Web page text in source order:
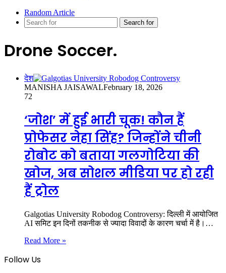
Random Article
Search for
Drone Soccer.
देश
MANISHA JAISAWALFebruary 18, 2026
72
‘जोश’ में हुई भारी चूक! कौन हैं
प्रोफेसर नेहा सिंह? जिन्होंने चीनी
रोबोट को बताया गलगोटिया की
खोज, अब सोशल मीडिया पर हो रही
हैं ट्रोल
Galgotias University Robodog Controversy: दिल्ली में आयोजित
AI समिट इन दिनों तकनीक से ज्यादा विवादों के कारण चर्चा में है।…
Read More »
Follow Us